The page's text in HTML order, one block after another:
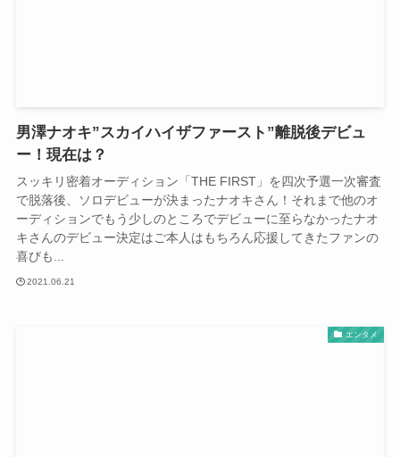
男澤ナオキ”スカイハイザファースト”離脱後デビュ
ー！現在は？
スッキリ密着オーディション「THE FIRST」を四次予選一次審査
で脱落後、ソロデビューが決まったナオキさん！それまで他のオ
ーディションでもう少しのところでデビューに至らなかったナオ
キさんのデビュー決定はご本人はもちろん応援してきたファンの
喜びも...
2021.06.21
エンタメ